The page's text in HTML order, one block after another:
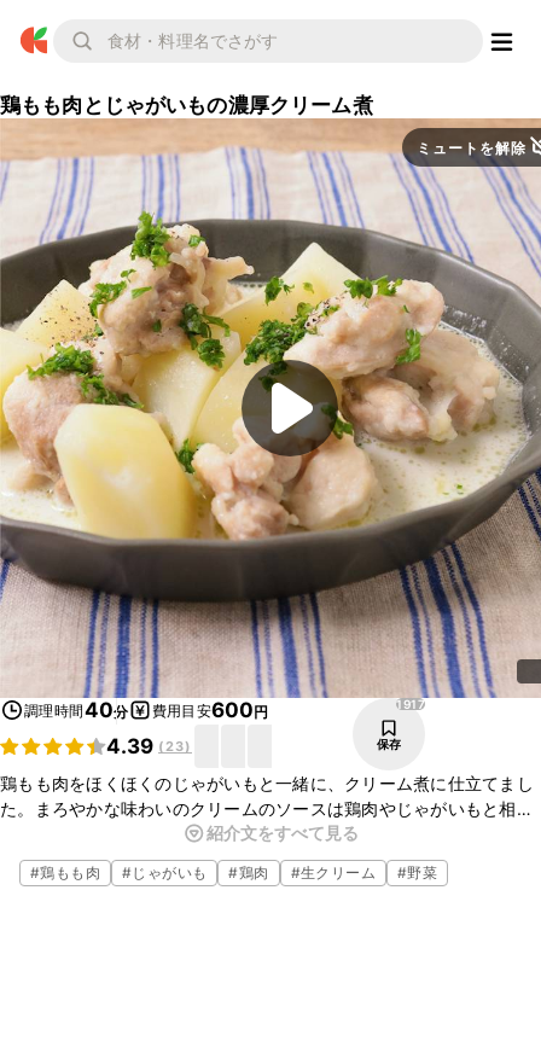
鶏もも肉とじゃがいもの濃厚クリーム煮
ミュートを解除
調理時間40分 費用目安600円
4.39 (23)
1917
保存
鶏もも肉をほくほくのじゃがいもと一緒に、クリーム煮に仕立てまし
た。まろやかな味わいのクリームのソースは鶏肉やじゃがいもと相性
ぴったりですよ。クリームと鶏肉の旨みの優しい味わいを、ぜひご家
庭でも楽しんでみてくださいね。
紹介文をすべて見る
#鶏もも肉 #じゃがいも #鶏肉 #生クリーム #野菜